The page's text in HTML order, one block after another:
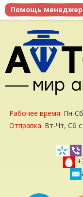
Рабочее время: Пн-
Отправка: Вт-Чт, Сб с